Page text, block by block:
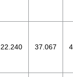
22.240 37.067